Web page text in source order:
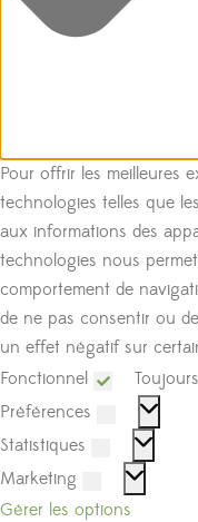
Pour offrir les meilleures
technologies telles que
aux informations des
technologies nous
comportement de
de ne pas consentir ou
un effet négatif sur
Fonctionnel
Préférences
Statistiques
Marketing
Marketing
Gérer les options